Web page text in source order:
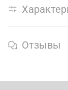
Отзывы